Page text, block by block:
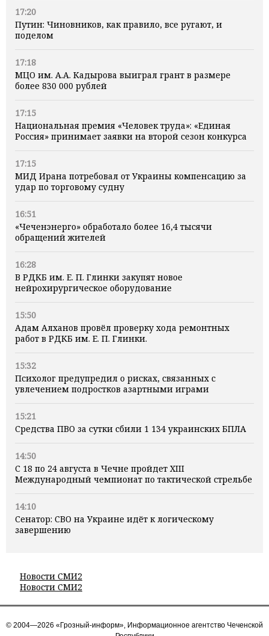
17:20
Путин: Чиновников, как правило, все ругают, и
поделом
17:18
МЦО им. А.А. Кадырова выиграл грант в размере
более 830 000 рублей
17:15
Национальная премия «Человек труда»: «Единая
Россия» принимает заявки на второй сезон конкурса
17:15
МИД Ирана потребовал от Украины компенсацию за
удар по торговому судну
16:51
«Чеченэнерго» обработало более 16,4 тысячи
обращений жителей
16:28
В РДКБ им. Е. П. Глинки закупят новое
нейрохирургическое оборудование
15:50
Адам Алханов провёл проверку хода ремонтных
работ в РДКБ им. Е. П. Глинки.
15:32
Психолог предупредил о рисках, связанных с
увлечением подростков азартными играми
15:21
Средства ПВО за сутки сбили 1 134 украинских БПЛА
14:50
С 18 по 24 августа в Чечне пройдет XIII
Международный чемпионат по тактической стрельбе
14:10
Сенатор: СВО на Украине идёт к логическому
завершению
Новости СМИ2
Новости СМИ2
© 2004—2026 «Грозный-информ», Информационное агентство Чеченской